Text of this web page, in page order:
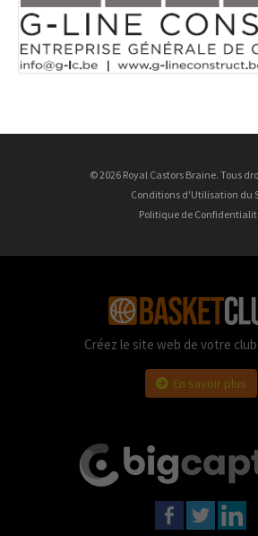
© 2026 Royal Castors Braine. Tous
Conditions d'Utilisation du
Politique de
Créez le site web de votre
En savoir plus